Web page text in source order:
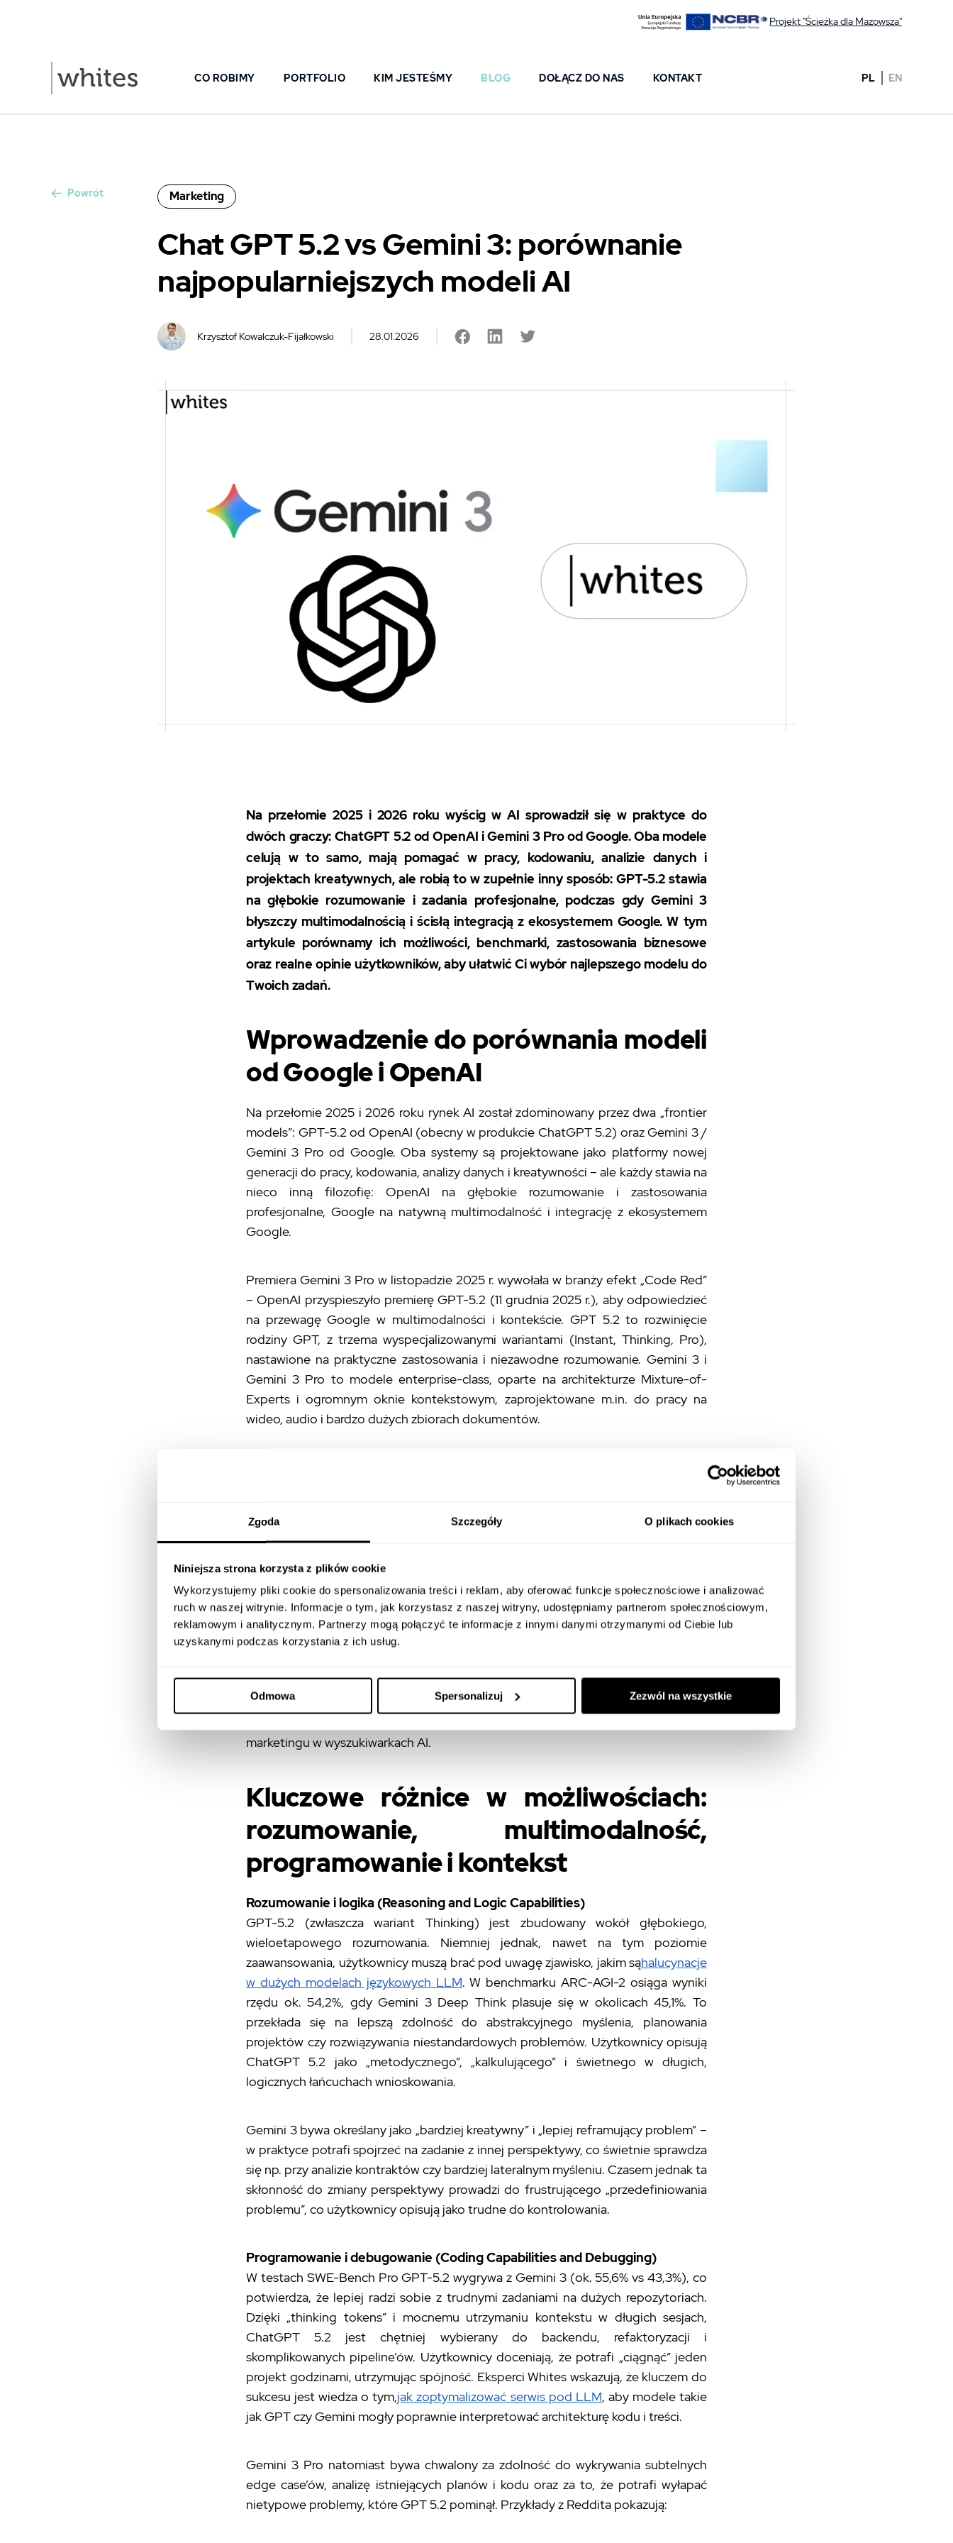
Zgoda Szczegóły O plikach cookies
Niniejsza strona korzysta z plików cookie
Wykorzystujemy pliki cookie do spersonalizowania treści i reklam, aby oferować funkcje społecznościowe i analizować
ruch w naszej witrynie. Informacje o tym, jak korzystasz z naszej witryny, udostępniamy partnerom społecznościowym,
reklamowym i analitycznym. Partnerzy mogą połączyć te informacje z innymi danymi otrzymanymi od Ciebie lub
uzyskanymi podczas korzystania z ich usług.
Odmowa Spersonalizuj Zezwól na wszystkie
Projekt "Ścieżka dla Mazowsza"
CO ROBIMY PORTFOLIO KIM JESTEŚMY BLOG DOŁĄCZ DO NAS KONTAKT PL EN
Powrót Marketing
Chat GPT 5.2 vs Gemini 3: porównanie
najpopularniejszych modeli AI
Krzysztof Kowalczuk-Fijałkowski 28.01.2026
Na przełomie 2025 i 2026 roku wyścig w AI sprowadził się w praktyce do
dwóch graczy: ChatGPT 5.2 od OpenAI i Gemini 3 Pro od Google. Oba modele
celują w to samo, mają pomagać w pracy, kodowaniu, analizie danych i
projektach kreatywnych, ale robią to w zupełnie inny sposób: GPT-5.2 stawia
na głębokie rozumowanie i zadania profesjonalne, podczas gdy Gemini 3
błyszczy multimodalnością i ścisłą integracją z ekosystemem Google. W tym
artykule porównamy ich możliwości, benchmarki, zastosowania biznesowe
oraz realne opinie użytkowników, aby ułatwić Ci wybór najlepszego modelu do
Twoich zadań.
Wprowadzenie do porównania modeli
od Google i OpenAI
Na przełomie 2025 i 2026 roku rynek AI został zdominowany przez dwa „frontier
models”: GPT-5.2 od OpenAI (obecny w produkcie ChatGPT 5.2) oraz Gemini 3 /
Gemini 3 Pro od Google. Oba systemy są projektowane jako platformy nowej
generacji do pracy, kodowania, analizy danych i kreatywności – ale każdy stawia na
nieco inną filozofię: OpenAI na głębokie rozumowanie i zastosowania
profesjonalne, Google na natywną multimodalność i integrację z ekosystemem
Google.
Premiera Gemini 3 Pro w listopadzie 2025 r. wywołała w branży efekt „Code Red”
– OpenAI przyspieszyło premierę GPT-5.2 (11 grudnia 2025 r.), aby odpowiedzieć
na przewagę Google w multimodalności i kontekście. GPT 5.2 to rozwinięcie
rodziny GPT, z trzema wyspecjalizowanymi wariantami (Instant, Thinking, Pro),
nastawione na praktyczne zastosowania i niezawodne rozumowanie. Gemini 3 i
Gemini 3 Pro to modele enterprise-class, oparte na architekturze Mixture-of-
Experts i ogromnym oknie kontekstowym, zaprojektowane m.in. do pracy na
wideo, audio i bardzo dużych zbiorach dokumentów.
naprawdę decyzję: jaki model AI wybrać do codziennej pracy, programowania,
researchu czy automatyzacji procesów – oraz jak oba sprawdzają się w realnych,
nieidealnych warunkach opisanych przez użytkowników na Reddicie.
2026 roku nie pytamy już tylko, który model jest mądrzejszy, ale jak sprawić, by to
nasze produkty pojawiały się w ich odpowiedziach. To właśnie tu kluczową rolę
marketingu w wyszukiwarkach AI.
Kluczowe różnice w możliwościach:
rozumowanie, multimodalność,
programowanie i kontekst
Rozumowanie i logika (Reasoning and Logic Capabilities)
GPT-5.2 (zwłaszcza wariant Thinking) jest zbudowany wokół głębokiego,
wieloetapowego rozumowania. Niemniej jednak, nawet na tym poziomie
zaawansowania, użytkownicy muszą brać pod uwagę zjawisko, jakim sąhalucynacje
w dużych modelach językowych LLM. W benchmarku ARC-AGI-2 osiąga wyniki
rzędu ok. 54,2%, gdy Gemini 3 Deep Think plasuje się w okolicach 45,1%. To
przekłada się na lepszą zdolność do abstrakcyjnego myślenia, planowania
projektów czy rozwiązywania niestandardowych problemów. Użytkownicy opisują
ChatGPT 5.2 jako „metodycznego”, „kalkulującego” i świetnego w długich,
logicznych łańcuchach wnioskowania.
Gemini 3 bywa określany jako „bardziej kreatywny” i „lepiej reframujący problem” –
w praktyce potrafi spojrzeć na zadanie z innej perspektywy, co świetnie sprawdza
się np. przy analizie kontraktów czy bardziej lateralnym myśleniu. Czasem jednak ta
skłonność do zmiany perspektywy prowadzi do frustrującego „przedefiniowania
problemu”, co użytkownicy opisują jako trudne do kontrolowania.
Programowanie i debugowanie (Coding Capabilities and Debugging)
W testach SWE-Bench Pro GPT-5.2 wygrywa z Gemini 3 (ok. 55,6% vs 43,3%), co
potwierdza, że lepiej radzi sobie z trudnymi zadaniami na dużych repozytoriach.
Dzięki „thinking tokens” i mocnemu utrzymaniu kontekstu w długich sesjach,
ChatGPT 5.2 jest chętniej wybierany do backendu, refaktoryzacji i
skomplikowanych pipeline’ów. Użytkownicy doceniają, że potrafi „ciągnąć” jeden
projekt godzinami, utrzymując spójność. Eksperci Whites wskazują, że kluczem do
sukcesu jest wiedza o tym,jak zoptymalizować serwis pod LLM, aby modele takie
jak GPT czy Gemini mogły poprawnie interpretować architekturę kodu i treści.
Gemini 3 Pro natomiast bywa chwalony za zdolność do wykrywania subtelnych
edge case’ów, analizę istniejących planów i kodu oraz za to, że potrafi wyłapać
nietypowe problemy, które GPT 5.2 pominął. Przykłady z Reddita pokazują: